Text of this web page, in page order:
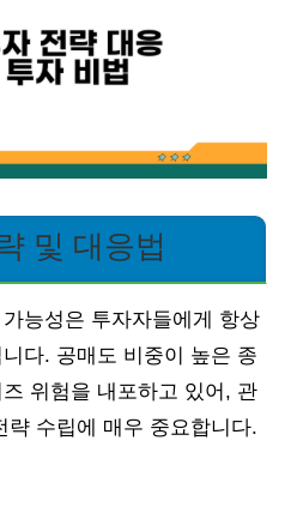
및 대응법
능성은 투자자들에게 항상
다. 공매도 비중이 높은 종
위험을 내포하고 있어, 관
략 수립에 매우 중요합니다.